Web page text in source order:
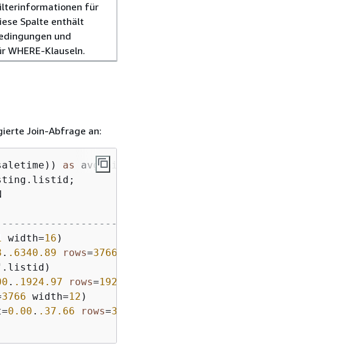
für
Spalte enthält
und
WHERE-Klauseln.
Join-Abfrage an:
as
width=16 )
. .6340 .89 rows=3766
. .1924 .97 rows=192497
3766 width=12 )
=0.00 . .37 .66 rows=3766